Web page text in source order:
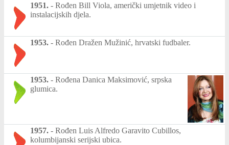
1951. - Rođen Bill Viola, američki umjetnik video i
instalacijskih djela.
1953. - Rođen Dražen Mužinić, hrvatski fudbaler.
1953. - Rođena Danica Maksimović, srpska
glumica.
1957. - Rođen Luis Alfredo Garavito Cubillos,
kolumbijanski serijski ubica.